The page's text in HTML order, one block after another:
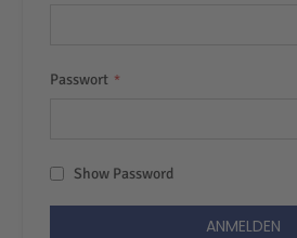
Passwort
Show Password
ANMELDEN